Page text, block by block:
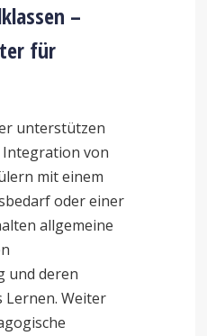
–
für
unterstützen
von
mit einem
oder einer
allgemeine
und deren
Lernen. Weiter